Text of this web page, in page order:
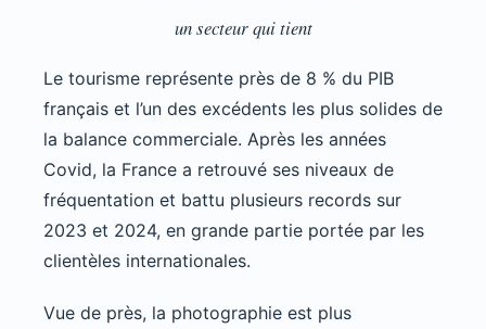
un secteur qui tient
Le tourisme représente près de 8 % du PIB
français et l’un des excédents les plus solides de
la balance commerciale. Après les années
Covid, la France a retrouvé ses niveaux de
fréquentation et battu plusieurs records sur
2023 et 2024, en grande partie portée par les
clientèles internationales.
Vue de près, la photographie est plus